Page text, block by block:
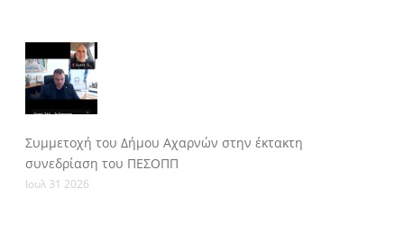
Συμμετοχή του Δήμου Αχαρνών στην έκτακτη
συνεδρίαση του ΠΕΣΟΠΠ
Ιουλ 31 2026